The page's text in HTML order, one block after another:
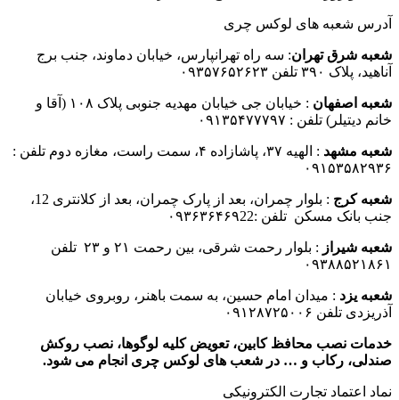
آدرس شعبه های لوکس چری
شعبه شرق تهران: سه راه تهرانپارس، خیابان دماوند، جنب برج
آناهید، پلاک ۳۹۰ تلفن ۰۹۳۵۷۶۵۲۶۲۳
شعبه اصفهان
: خیابان جی خیابان مهدیه جنوبی پلاک ۱۰۸ (آقا و
خانم دیتیلر) تلفن : ۰۹۱۳۵۴۷۷۷۹۷
شعبه مشهد
: الهیه ۳۷، پاشازاده ۴، سمت راست، مغازه دوم تلفن :
۰۹۱۵۳۵۸۲۹۳۶
شعبه کرج
: بلوار چمران، بعد از پارک چمران، بعد از کلانتری 12،
جنب بانک مسکن تلفن :۰۹۳۶۳۶۴۶۹22
شعبه شیراز
: بلوار رحمت شرقی، بین رحمت ۲۱ و ۲۳ تلفن
۰۹۳۸۸۵۲۱۸۶۱
شعبه یزد : میدان امام حسین، به سمت باهنر، روبروی خیابان
آذریزدی تلفن ۰۹۱۲۸۷۲۵۰۰۶
خدمات نصب محافظ کابین، تعویض کلیه لوگوها، نصب روکش
صندلی، رکاب و … در شعب های لوکس چری انجام می شود.
نماد اعتماد تجارت الكترونیكی